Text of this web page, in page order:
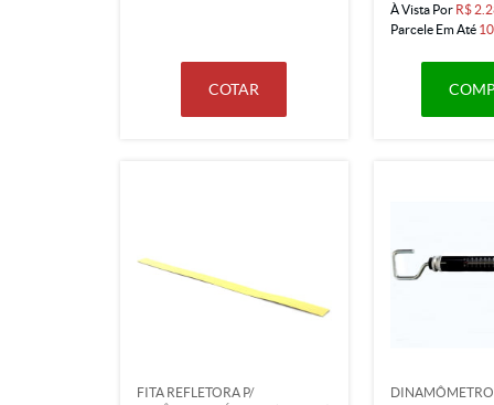
COTAR
À Vista Por R$
Parcele Em Até
FITA REFLETORA P/